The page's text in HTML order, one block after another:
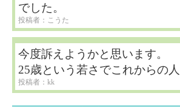
でした。
投稿者：こうた
今度訴えようかと思います。
25歳という若さでこれからの
投稿者：kk